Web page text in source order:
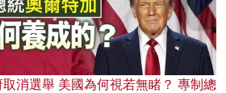
消選舉 美國為何視若無睹？ 專制總